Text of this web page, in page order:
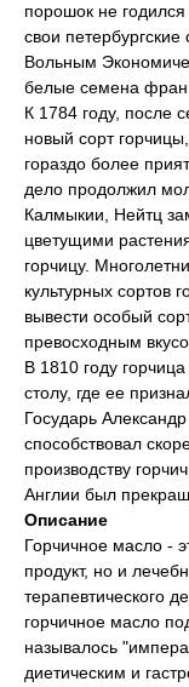
порошок не годился
свои петербургские
Вольным
белые семена
К 1784 году, после
новый сорт
гораздо более
дело продолжил
Калмыкии, Нейтц
цветущими
горчицу.
культурных сортов
вывести особый
превосходным
В 1810 году
столу, где ее
Государь
способствовал
производству
Англии был
Описание
Горчичное масло -
продукт, но и
терапевтического
горчичное масло
называлось
диетическим и